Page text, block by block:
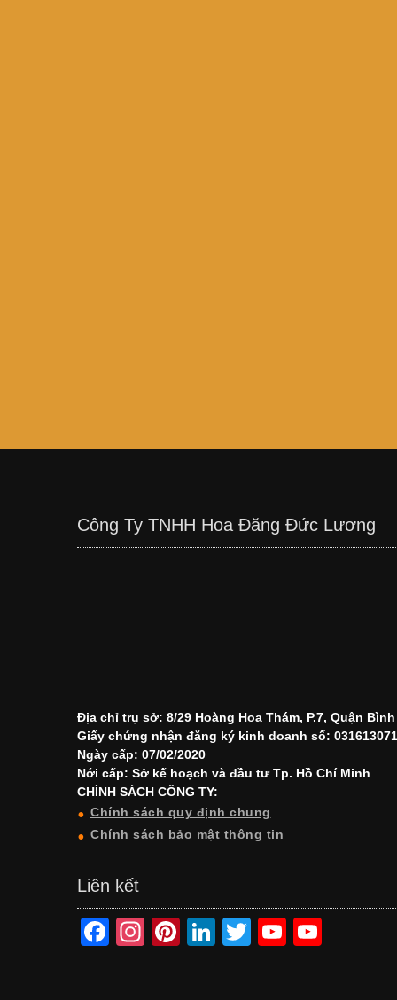
Công Ty TNHH Hoa Đăng Đức Lương
Địa chỉ trụ sở: 8/29 Hoàng Hoa Thám, P.7, Quận Bình
Giấy chứng nhận đăng ký kinh doanh số:
Ngày cấp: 07/02/2020
Nới cấp: Sở kế hoạch và đầu tư Tp. Hồ Chí Minh
CHÍNH SÁCH CÔNG TY:
Chính sách quy định chung
Chính sách bảo mật thông tin
Liên kết
F
In
Pi
Li
T
Y